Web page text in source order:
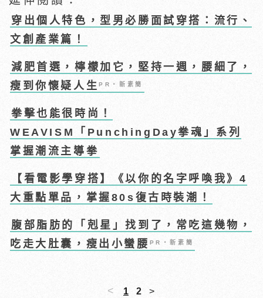
穿出個人特色，型男必勝面試穿搭：流行、
文創產業篇！
減肥首選，檸檬加它，堅持一週，腰細了，
瘦到你懷疑人生PR・新素簡
拳擊也能很時尚！
WEAVISM「PunchingDay拳魂」系列
掌握潮流主導拳
【看電影學穿搭】《以你的名字呼喚我》4
大重點單品，掌握80s復古時裝潮！
腹部脂肪的「剋星」找到了，常吃這幾物，
吃走大肚囊，瘦出小蠻腰 PR・新素簡
< 1 2 >